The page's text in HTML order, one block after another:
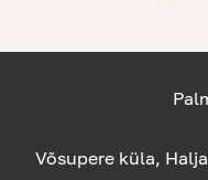
Võsupere küla,